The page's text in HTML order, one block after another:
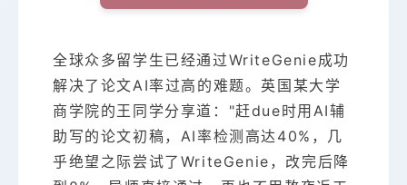
全球众多留学生已经通过WriteGenie成功
解决了论文AI率过高的难题。英国某大学
商学院的王同学分享道："赶due时用AI辅
助写的论文初稿，AI率检测高达40%，几
乎绝望之际尝试了WriteGenie，改完后降